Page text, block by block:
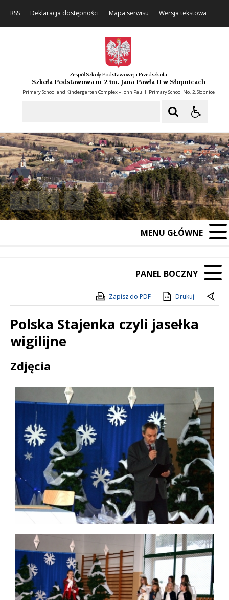
RSS Deklaracja dostępności Mapa serwisu Wersja tekstowa
Zespół Szkoły Podstawowej i Przedszkola
Szkoła Podstawowa nr 2 im. Jana Pawła II w Słopnicach
Primary School and Kindergarten Complex – John Paul II Primary School No. 2, Słopnice
Poprzedni Element
Następny Element
❚❚
MENU GŁÓWNE
PANEL BOCZNY
Zapisz do PDF Drukuj
Polska Stajenka czyli jasełka
wigilijne
Treść
Zdjęcia